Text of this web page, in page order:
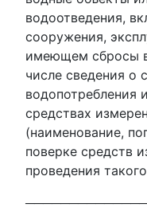
водоотведения,
сооружения,
имеющем сбросы
числе сведения о
водопотребления
средствах
(наименование,
поверке средств
проведения